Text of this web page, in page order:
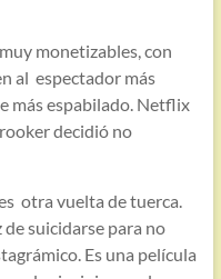
monetizables, con
al espectador más
más espabilado. Netflix
decidió no
otra vuelta de tuerca.
de suicidarse para no
Es una película